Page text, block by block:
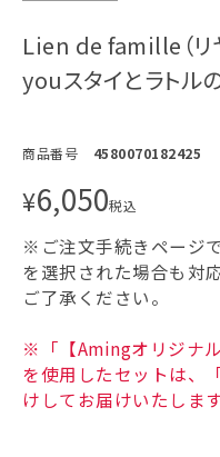
Lien de famille（リ
youスタイとラトル
商品番号 4580070182425
¥6,050税込
※ご注文手続きページ
を選択された場合も対
ご了承ください。
※「【Amingオリジナ
を使用したセットは、
けしてお届けいたします